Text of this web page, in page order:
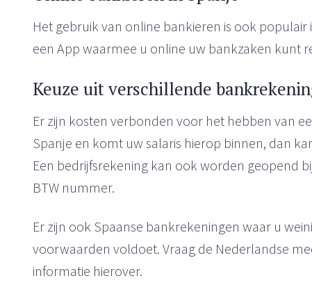
Het gebruik van online bankieren is ook
een App waarmee u online uw bankzaken kunt
Keuze uit verschillende
Er zijn kosten verbonden voor het hebben van
Spanje en komt uw salaris hierop binnen, dan
Een bedrijfsrekening kan ook worden geopend
BTW nummer.
Er zijn ook Spaanse bankrekeningen waar u
voorwaarden voldoet. Vraag de Nederlandse
informatie hierover.